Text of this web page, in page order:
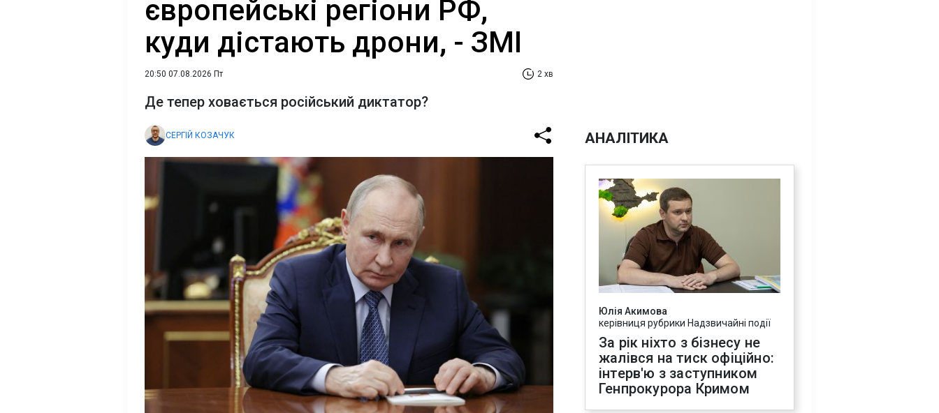
європейські регіони РФ,
куди дістають дрони, - ЗМІ
20:50 07.08.2026 Пт 2 хв
Де тепер ховається російський диктатор?
СЕРГІЙ КОЗАЧУК АНАЛІТИКА
Юлія Акимова
керівниця рубрики Надзвичайні події
За рік ніхто з бізнесу не
жалівся на тиск офіційно:
інтерв'ю з заступником
Генпрокурора Кримом